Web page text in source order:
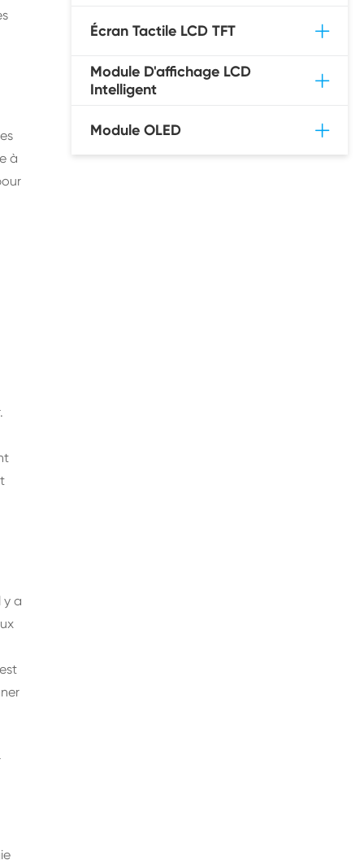
à
y a
Écran Tactile LCD TFT
Module D'affichage LCD
Intelligent
Module OLED